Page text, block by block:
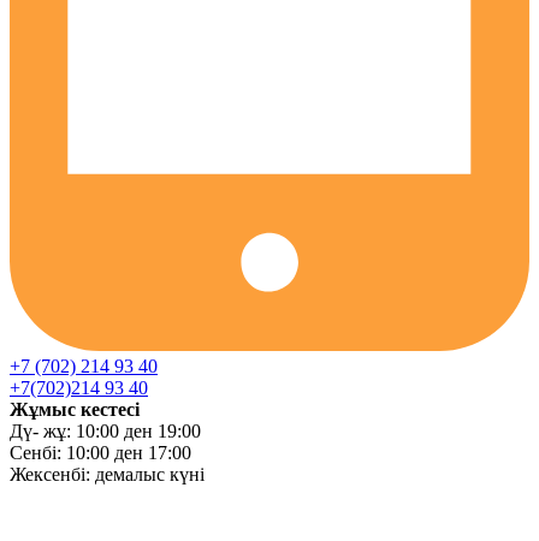
+7 (702) 214 93 40
+7(702)214 93 40
Жұмыс кестесі
Дү- жұ: 10:00 ден 19:00
Сенбі: 10:00 ден 17:00
Жексенбі: демалыс күні